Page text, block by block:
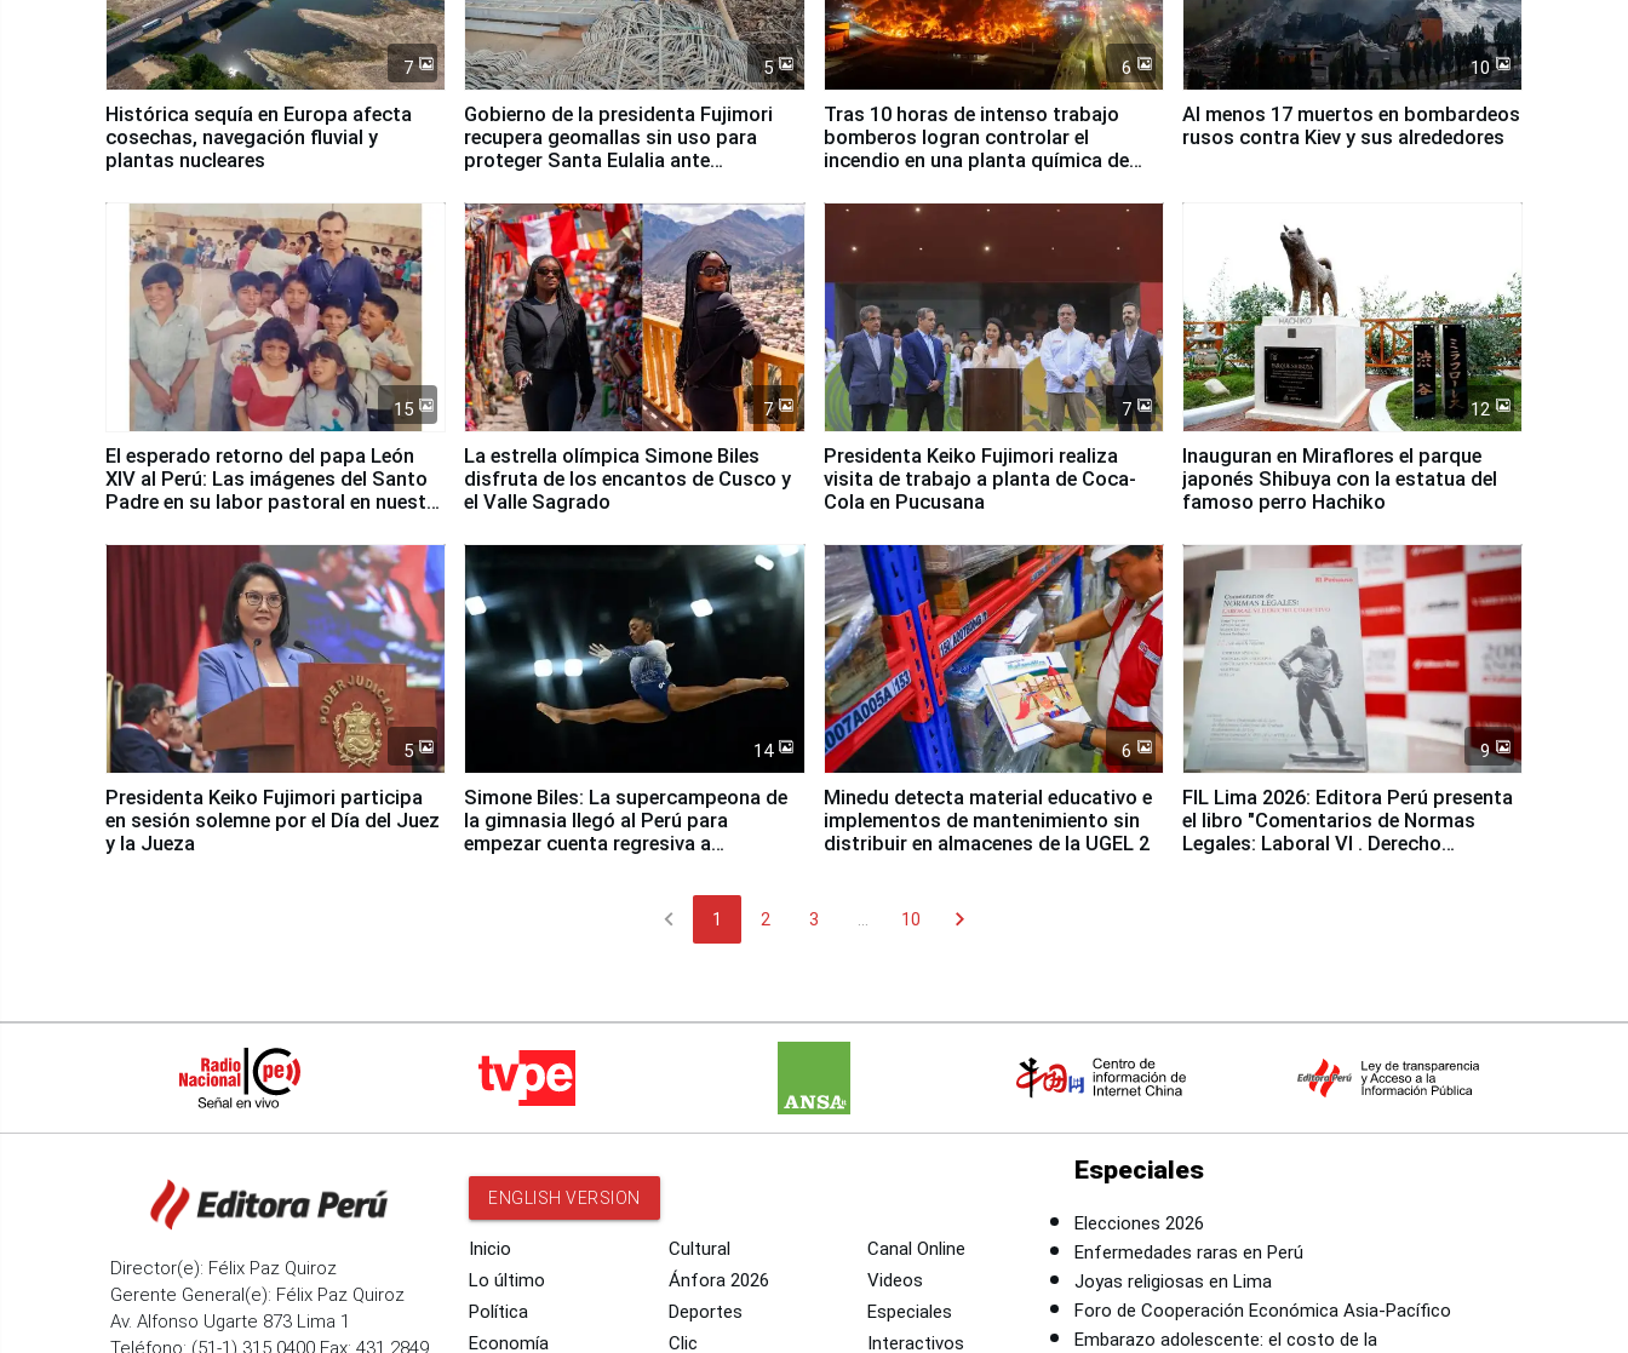
7
Histórica sequía en Europa afecta
cosechas, navegación fluvial y
plantas nucleares
5
Gobierno de la presidenta Fujimori
recupera geomallas sin uso para
proteger Santa Eulalia ante
6
Tras 10 horas de intenso trabajo
bomberos logran controlar el
incendio en una planta química de
10
Al menos 17 muertos en bombardeos
rusos contra Kiev y sus alrededores
15
El esperado retorno del papa León
XIV al Perú: Las imágenes del Santo
Padre en su labor pastoral en nuestro
7
La estrella olímpica Simone Biles
disfruta de los encantos de Cusco y
el Valle Sagrado
7
Presidenta Keiko Fujimori realiza
visita de trabajo a planta de Coca-
Cola en Pucusana
12
Inauguran en Miraflores el parque
japonés Shibuya con la estatua del
famoso perro Hachiko
5
Presidenta Keiko Fujimori participa
en sesión solemne por el Día del Juez
y la Jueza
14
Simone Biles: La supercampeona de
la gimnasia llegó al Perú para
empezar cuenta regresiva a
6
Minedu detecta material educativo e
implementos de mantenimiento sin
distribuir en almacenes de la UGEL 2
9
FIL Lima 2026: Editora Perú presenta
el libro "Comentarios de Normas
Legales: Laboral Vl . Derecho
chevron_left 1 2 3 10 chevron_right
Director(e): Félix Paz Quiroz
Gerente General(e): Félix Paz Quiroz
Av. Alfonso Ugarte 873 Lima 1
Teléfono: (51-1) 315 0400 Fax: 431 2849
ENGLISH VERSION
Inicio
Lo último
Política
Economía
Cultural
Ánfora 2026
Deportes
Clic
Canal Online
Videos
Especiales
Interactivos
Especiales
Elecciones 2026
Enfermedades raras en Perú
Joyas religiosas en Lima
Foro de Cooperación Económica Asia-Pacífico
Embarazo adolescente: el costo de la